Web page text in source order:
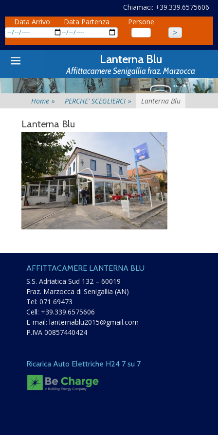
Chiamaci: +39.339.6575606
Data Arrivo
Data Partenza Persone
Primary
Menu
Skip
to
Lanterna Blu
Affittacamere Senigallia fraz. Marzocca
Home » PERCHE' SCEGLIERCI » Lanterna Blu
Lanterna Blu
AFFITTACAMERE LANTERNA BLU
S.S. Adriatica Sud 132 – 60019
Fraz. Marzocca di Senigallia (AN)
Tel: 071 69473
Cell: +39.339.6575606
E-mail: lanternablu2015@gmail.com
P.IVA 00857440424
Ricarica Auto Elettriche H24 7 su 7